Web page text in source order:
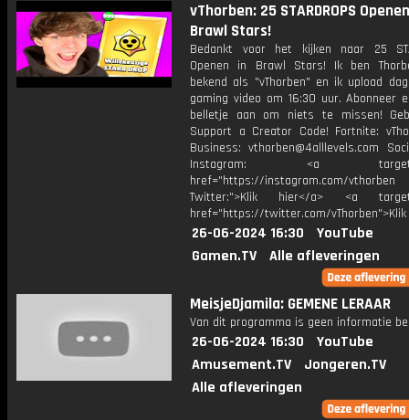
vThorben: 25 STARDROPS
Brawl Stars!
Bedankt voor het kijken naar 25
Openen in Brawl Stars! Ik ben
bekend als "vThorben" en ik upload
gaming video om 16:30 uur. Abonneer
belletje aan om niets te missen!
Support a Creator Code! Fortnite:
Business: vthorben@4alllevels.com
Instagram: <a
href="https://instagram.com/vthorben
Twitter:">Klik hier</a> <a
href="https://twitter.com/
26-06-2024 16:30
YouTube
Gamen.TV
Alle afleveringen
MeisjeDjamila: GEMENE LERAAR
Van dit programma is geen informatie
26-06-2024 16:30
YouTube
Amusement.TV
Jongeren.TV
Alle afleveringen